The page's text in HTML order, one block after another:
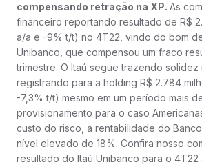
compensando retração na XP. As
financeiro reportando resultado de R$
a/a e -9% t/t) no 4T22, vindo do bom
Unibanco, que compensou um fraco
trimestre. O Itaú segue trazendo solidez
registrando para a holding R$ 2.784
-7,3% t/t) mesmo em um período mais
provisionamento para o caso
custo do risco, a rentabilidade do
nível elevado de 18%. Confira nosso
resultado do Itaú Unibanco para o 4T22